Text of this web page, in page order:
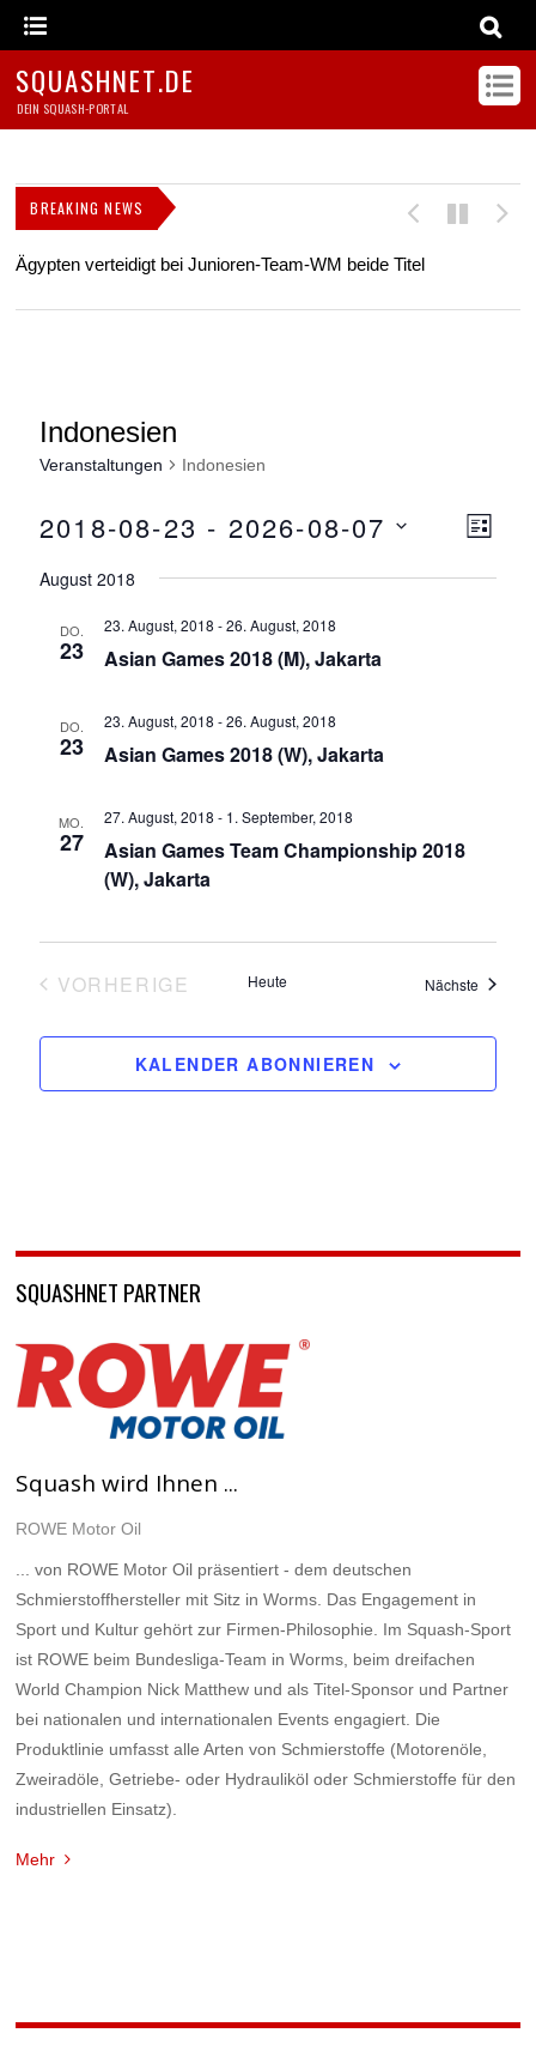
SQUASHNET.DE
DEIN SQUASH-PORTAL
BREAKING NEWS
Ägypten verteidigt bei Junioren-Team-WM beide Titel
Indonesien
Veranstaltungen Indonesien
L
S
2018-08-23 - 2026-08-07
a
August 2018
DO.
23
23. August, 2018 -26. August, 2018
Asian Games 2018 (M), Jakarta
DO.
23
23. August, 2018 -26. August, 2018
Asian Games 2018 (W), Jakarta
MO.
27
27. August, 2018 - 1. September, 2018
Asian Games Team Championship 2018
(W), Jakarta
VORHERIGE
Heute Nächste
KALENDER ABONNIEREN
SQUASHNET PARTNER
Squash wird Ihnen ...
ROWE Motor Oil
... von ROWE Motor Oil präsentiert - dem deutschen
Schmierstoffhersteller mit Sitz in Worms. Das Engagement in
Sport und Kultur gehört zur Firmen-Philosophie. Im Squash-Sport
ist ROWE beim Bundesliga-Team in Worms, beim dreifachen
World Champion Nick Matthew und als Titel-Sponsor und Partner
bei nationalen und internationalen Events engagiert. Die
Produktlinie umfasst alle Arten von Schmierstoffe (Motorenöle,
Zweiradöle, Getriebe- oder Hydrauliköl oder Schmierstoffe für den
industriellen Einsatz).
Mehr